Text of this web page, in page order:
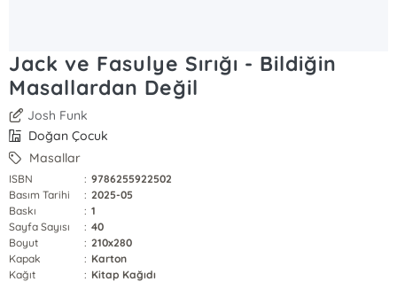
Jack ve Fasulye Sırığı - Bildiğin
Masallardan Değil
Josh Funk
Doğan Çocuk
Masallar
ISBN : 9786255922502
Basım Tarihi
: 2025-05
Baskı
: 1
Sayfa Sayısı
: 40
Boyut
: 210x280
Kapak
: Karton
Kağıt
: Kitap Kağıdı